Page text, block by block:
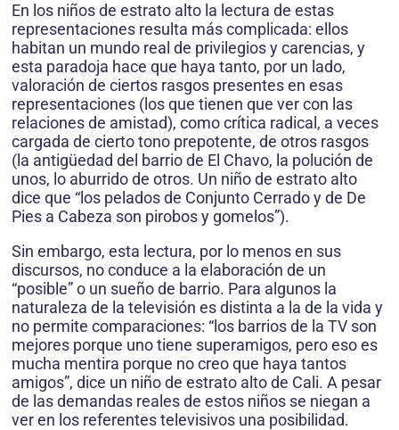
En los niños de estrato alto la lectura de estas
representaciones resulta más complicada: ellos
habitan un mundo real de privilegios y carencias, y
esta paradoja hace que haya tanto, por un lado,
valoración de ciertos rasgos presentes en esas
representaciones (los que tienen que ver con las
relaciones de amistad), como crítica radical, a veces
cargada de cierto tono prepotente, de otros rasgos
(la antigüedad del barrio de El Chavo, la polución de
unos, lo aburrido de otros. Un niño de estrato alto
dice que “los pelados de Conjunto Cerrado y de De
Pies a Cabeza son pirobos y gomelos”).
Sin embargo, esta lectura, por lo menos en sus
discursos, no conduce a la elaboración de un
“posible” o un sueño de barrio. Para algunos la
naturaleza de la televisión es distinta a la de la vida y
no permite comparaciones: “los barrios de la TV son
mejores porque uno tiene superamigos, pero eso es
mucha mentira porque no creo que haya tantos
amigos”, dice un niño de estrato alto de Cali. A pesar
de las demandas reales de estos niños se niegan a
ver en los referentes televisivos una posibilidad.